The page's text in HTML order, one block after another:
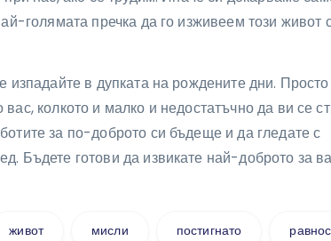
голямата пречка да го изживеем този живот
изпадайте в дупката на рождените дни.
колкото и малко и недостатъчно да ви се
за по-доброто си бъдеще и да гледате с
Бъдете готови да извикате най-доброто за
живот мисли постигнато